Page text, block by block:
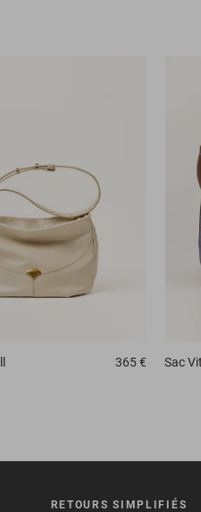
365 € Sac
RETOURS SIMPLIFIÉS